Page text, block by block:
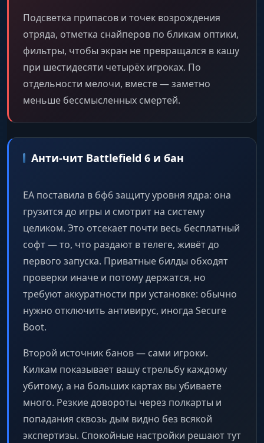
Подсветка припасов и точек возрождения
отряда, отметка снайперов по бликам оптики,
фильтры, чтобы экран не превращался в кашу
при шестидесяти четырёх игроках. По
отдельности мелочи, вместе — заметно
меньше бессмысленных смертей.
Анти-чит Battlefield 6 и бан
EA поставила в бф6 защиту уровня ядра: она
грузится до игры и смотрит на систему
целиком. Это отсекает почти весь бесплатный
софт — то, что раздают в телеге, живёт до
первого запуска. Приватные билды обходят
проверки иначе и потому держатся, но
требуют аккуратности при установке: обычно
нужно отключить антивирус, иногда Secure
Boot.
Второй источник банов — сами игроки.
Килкам показывает вашу стрельбу каждому
убитому, а на больших картах вы убиваете
много. Резкие довороты через полкарты и
попадания сквозь дым видно без всякой
экспертизы. Спокойные настройки решают тут